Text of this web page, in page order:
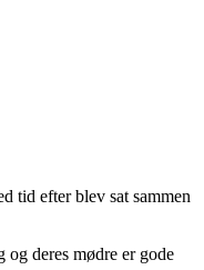
tid efter blev sat sammen
deres mødre er gode